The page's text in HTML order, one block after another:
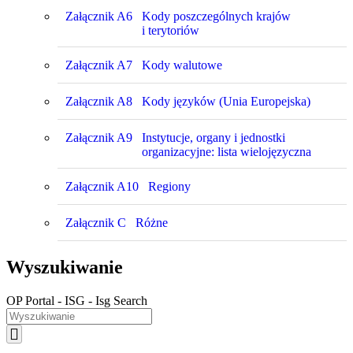
Załącznik A6
Kody poszczególnych krajów
i terytoriów
Załącznik A7 Kody walutowe
Załącznik A8 Kody języków (Unia Europejska)
Załącznik A9
Instytucje, organy i jednostki
organizacyjne: lista wielojęzyczna
Załącznik A10 Regiony
Załącznik C Różne
Wyszukiwanie
OP Portal - ISG - Isg Search